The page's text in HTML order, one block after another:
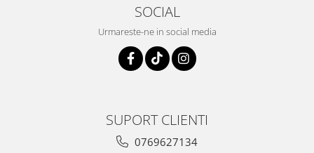
SOCIAL
Urmareste-ne in social media
SUPORT CLIENTI
0769627134